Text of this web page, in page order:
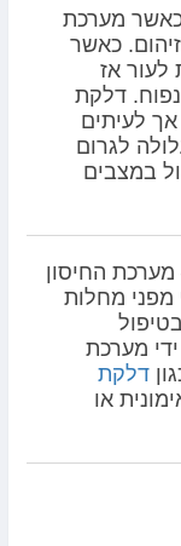
מערכת
כאשר
אז
דלקת
לעיתים
לגרום
במצבים
מערכת החיסון
מחלות
מערכת
דלקת
או